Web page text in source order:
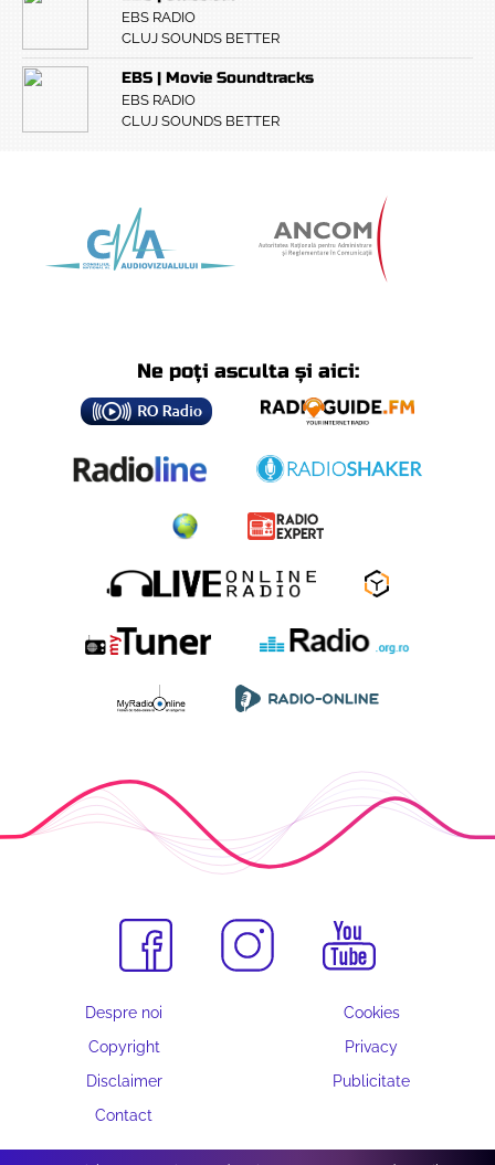
EBS RADIO
CLUJ SOUNDS BETTER
EBS | Movie Soundtracks
EBS RADIO
CLUJ SOUNDS BETTER
Ne poți asculta și aici:
Despre noi
Cookies
Copyright
Privacy
Disclaimer
Publicitate
Contact